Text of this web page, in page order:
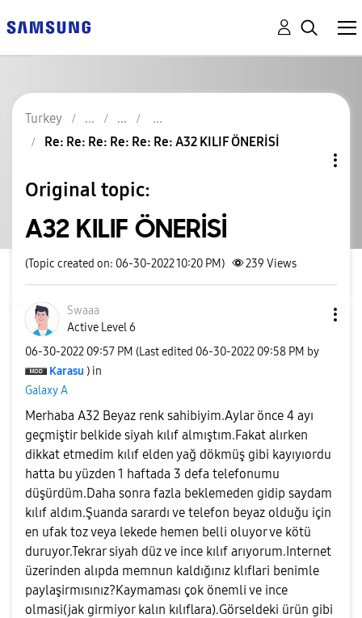
Turkey
Re: Re: Re: Re: Re: Re: A32 KILIF ÖNERİSİ
Original topic:
A32 KILIF ÖNERİSİ
(Topic created on: 06-30-2022 10:20 PM) 239 Views
Swaaa
Active Level 6
‎06-30-2022 09:57 PM (Last edited ‎06-30-2022 09:58 PM by
Karasu ) in
Galaxy A
Merhaba A32 Beyaz renk sahibiyim.Aylar önce 4 ayı
geçmiştir belkide siyah kılıf almıştım.Fakat alırken
dikkat etmedim kılıf elden yağ dökmüş gibi kayıyıordu
hatta bu yüzden 1 haftada 3 defa telefonumu
düşürdüm.Daha sonra fazla beklemeden gidip saydam
kılıf aldım.Şuanda sarardı ve telefon beyaz olduğu için
en ufak toz veya lekede hemen belli oluyor ve kötü
duruyor.Tekrar siyah düz ve ince kılıf arıyorum.Internet
üzerinden alıpda memnun kaldığınız klıflari benimle
paylaşirmısınız?Kaymaması çok önemli ve ince
olmasi(jak girmiyor kalın kılıflara).Görseldeki ürün gibi